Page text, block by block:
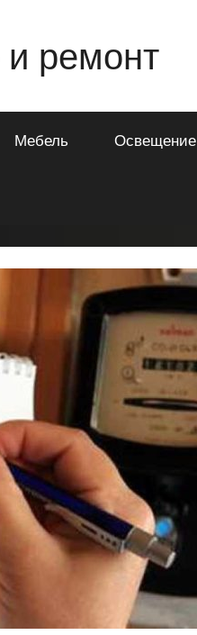
и ремонт
Мебель Освещение